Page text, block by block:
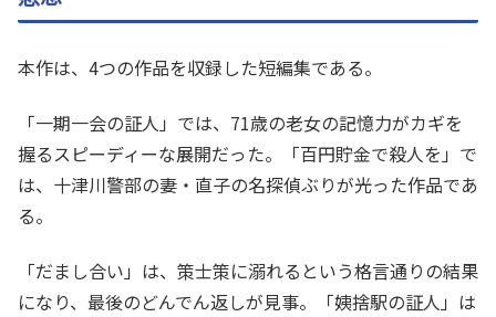
本作は、4つの作品を収録した短編集である。
「一期一会の証人」では、71歳の老女の記憶力がカギを
握るスピーディーな展開だった。「百円貯金で殺人を」で
は、十津川警部の妻・直子の名探偵ぶりが光った作品であ
る。
「だまし合い」は、策士策に溺れるという格言通りの結果
になり、最後のどんでん返しが見事。「姨捨駅の証人」は